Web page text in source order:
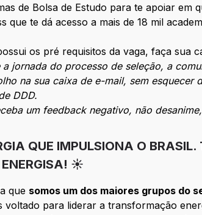
de Bolsa de Estudo para te apoiar em
que te dá acesso a mais de 18 mil
os pré requisitos da vaga, faça sua
a jornada do processo de seleção, a
na sua caixa de e-mail, sem
DDD.
um feedback negativo, não
QUE IMPULSIONA O BRASIL.
ENERGISA! ☀️
que somos um dos maiores grupos do
voltado para liderar a transformação